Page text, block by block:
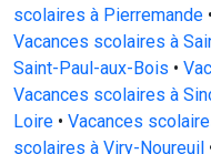
scolaires à Pierremande •
Vacances scolaires à
Saint-Paul-aux-Bois •
Vacances scolaires à
Loire • Vacances
scolaires à Viry-Noureuil